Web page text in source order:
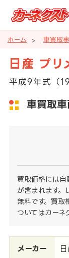
ホーム 車買取
日産 プリ
平成9年式（
車買取車
買取価格には
が含まれます。
無料です。買取
ついてはカーネ
メーカー